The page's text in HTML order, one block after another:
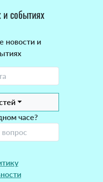
и событиях
новости и
часе?